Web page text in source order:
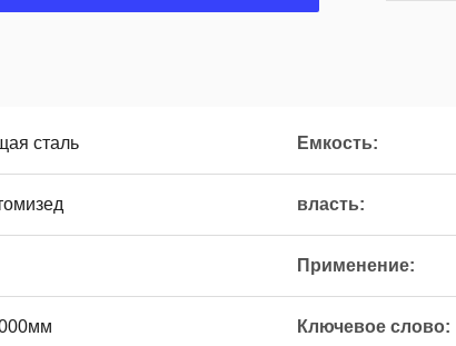
сталь Емкость:
власть:
Применение:
Ключевое слово: